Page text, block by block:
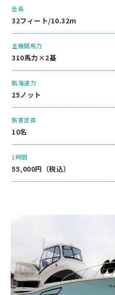
全長
32フィート/10.32m
主機関馬力
310馬力×2基
航海速力
25ノット
旅客定員
10名
1時間
55,000円（税込）